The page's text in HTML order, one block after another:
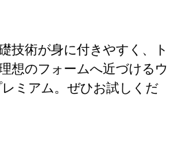
技術が身に付きやすく、ト
想のフォームへ近づけるウ
ミアム。ぜひお試しくだ